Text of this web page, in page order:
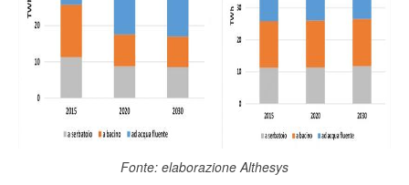
Fonte: elaborazione Althesys